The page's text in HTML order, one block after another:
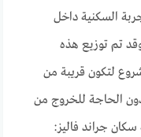
السكنية داخل
وقد تم توزيع هذه
لتكون قريبة من
دون الحاجة للخروج من
سكان جراند فاليز: